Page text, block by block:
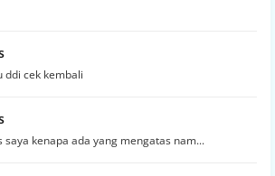
ddi cek kembali
saya kenapa ada yang mengatas nam...